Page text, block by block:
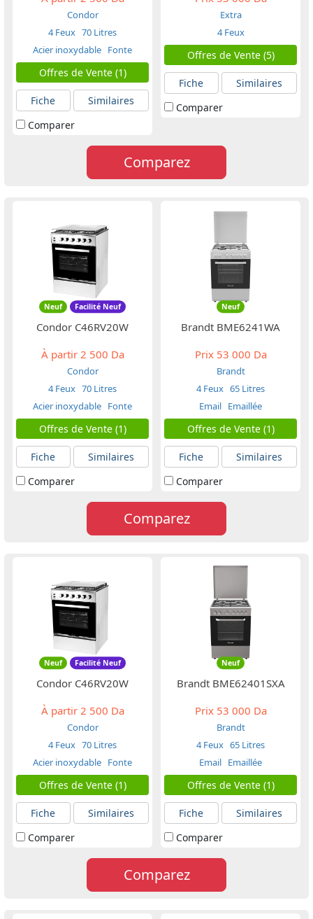
Condor
4 Feux 70 Litres
Acier inoxydable Fonte
Offres de Vente (1)
Fiche
Similaires
Comparer
Extra
4 Feux
Offres de Vente (5)
Fiche
Similaires
Comparer
Comparez
Neuf Facilité Neuf
Condor C46RV20W
À partir2 500 Da
Condor
4 Feux 70 Litres
Acier inoxydable Fonte
Offres de Vente (1)
Fiche
Similaires
Comparer
Neuf
Brandt BME6241WA
Prix53 000 Da
Brandt
4 Feux 65 Litres
Email Emaillée
Offres de Vente (1)
Fiche
Similaires
Comparer
Comparez
Neuf Facilité Neuf
Condor C46RV20W
À partir2 500 Da
Condor
4 Feux 70 Litres
Acier inoxydable Fonte
Offres de Vente (1)
Fiche
Similaires
Comparer
Neuf
Brandt BME62401SXA
Prix53 000 Da
Brandt
4 Feux 65 Litres
Email Emaillée
Offres de Vente (1)
Fiche
Similaires
Comparer
Comparez